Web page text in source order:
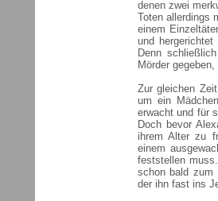
denen zwei
Toten allerdings
einem
und
Denn
Mörder
Zur gleichen
um ein
erwacht und für
Doch bevor
ihrem Alter zu
einem
feststellen
schon bald zum
der ihn fast ins